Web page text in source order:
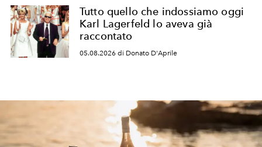
Tutto quello che indossiamo oggi
Karl Lagerfeld lo aveva già
raccontato
05.08.2026 di Donato D'Aprile